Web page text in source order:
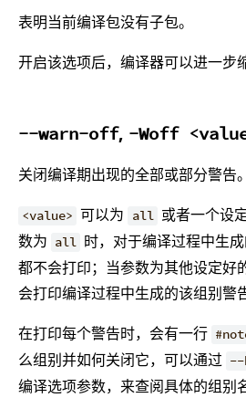
表明当前编译包没有子包。
开启该选项后，编译器可以进一步
--warn-off, -Woff
关闭编译期出现的全部或部分警告。
<value> 可以为 all 或者一个设
数为 all 时，对于编译过程中生
都不会打印；当参数为其他设定好
会打印编译过程中生成的该组别警
在打印每个警告时，会有一行
么组别并如何关闭它，可以通过 --
编译选项参数，来查阅具体的组别